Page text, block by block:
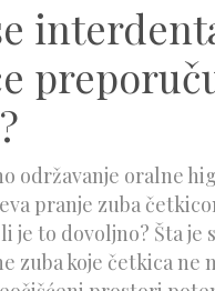
održavanje oralne
pranje zuba
je to dovoljno? Šta je
zuba koje četkica ne